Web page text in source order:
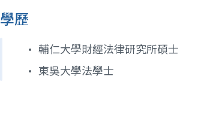
學歷
輔仁大學財經法律研究所碩士
東吳大學法學士